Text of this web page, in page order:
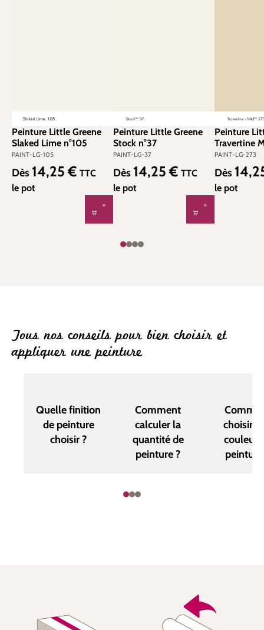
Peinture Little Greene
Slaked Lime n°105
PAINT-LG-105
Prix régulier :
Dès 14,25 € TTC
le pot
Peinture Little Greene
Stock n°37
PAINT-LG-37
Prix régulier :
Dès 14,25 € TTC
le pot
Peinture
Travertine
PAINT-LG-273
Prix
Dès
le pot
Tous nos conseils pour bien choisir et
appliquer une peinture
Quelle finition
de peinture
choisir ?
Comment
calculer la
quantité de
peinture ?
choisir
couleur
peinture